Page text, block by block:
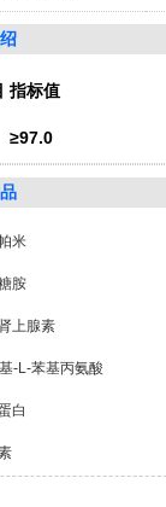
指标值
≥97.0
米
胺
上腺素
-L-苯基丙氨酸
白